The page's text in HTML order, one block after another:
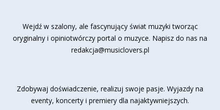
Wejdź w szalony, ale fascynujący świat muzyki tworząc
oryginalny i opiniotwórczy portal o muzyce. Napisz do nas na
redakcja@musiclovers.pl
Zdobywaj doświadczenie, realizuj swoje pasje. Wyjazdy na
eventy, koncerty i premiery dla najaktywniejszych.